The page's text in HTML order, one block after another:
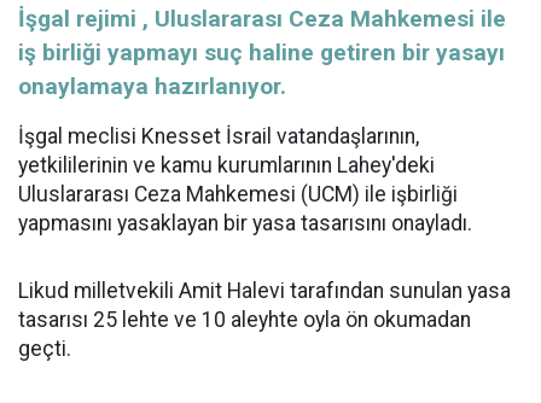
İşgal rejimi , Uluslararası Ceza Mahkemesi ile
iş birliği yapmayı suç haline getiren bir yasayı
onaylamaya hazırlanıyor.
İşgal meclisi Knesset İsrail vatandaşlarının,
yetkililerinin ve kamu kurumlarının Lahey'deki
Uluslararası Ceza Mahkemesi (UCM) ile işbirliği
yapmasını yasaklayan bir yasa tasarısını onayladı.
Likud milletvekili Amit Halevi tarafından sunulan yasa
tasarısı 25 lehte ve 10 aleyhte oyla ön okumadan
geçti.